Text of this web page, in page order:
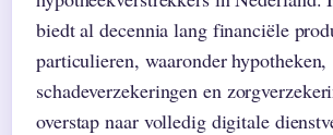
biedt al decennia lang financiële
particulieren, waaronder hypotheken,
schadeverzekeringen en
overstap naar volledig digitale